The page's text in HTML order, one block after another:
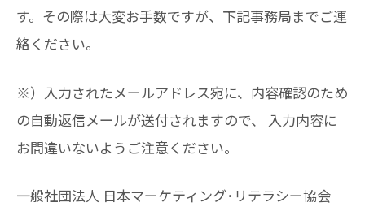
す。その際は大変お手数ですが、下記事務局までご連
絡ください。
※）入力されたメールアドレス宛に、内容確認のため
の自動返信メールが送付されますので、 入力内容に
お間違いないようご注意ください。
一般社団法人 日本マーケティング･リテラシー協会